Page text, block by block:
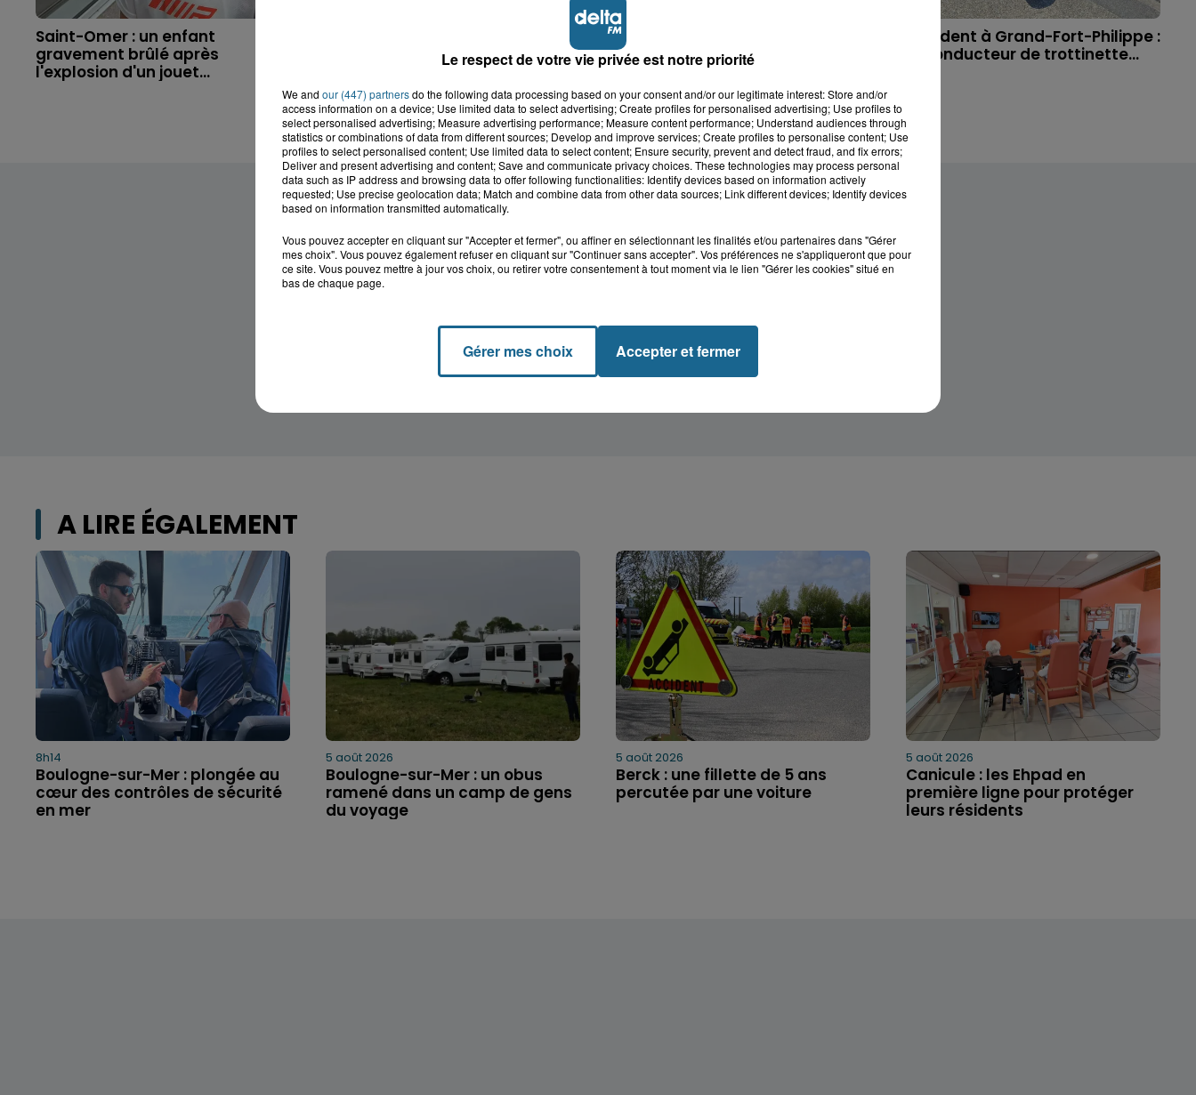
Saint-Omer : un enfant
gravement brûlé après
l'explosion d'un jouet...
accident, Lucas s'en est allé
Disparition inquiétante à
Cappelle-la-Grande : Michael,
41 ans...
Accident à Grand-Fort-Philippe :
le conducteur de trottinette...
A LIRE ÉGALEMENT
8h14
Boulogne-sur-Mer : plongée au
cœur des contrôles de sécurité
en mer
5 août 2026
Boulogne-sur-Mer : un obus
ramené dans un camp de gens
du voyage
5 août 2026
Berck : une fillette de 5 ans
percutée par une voiture
5 août 2026
Canicule : les Ehpad en
première ligne pour protéger
leurs résidents
Le respect de votre vie privée est notre priorité
We and our (447) partnersdo the following data processing based on your consent and/or our legitimate interest: Store and/or
access information on a device; Use limited data to select advertising; Create profiles for personalised advertising; Use profiles to
select personalised advertising; Measure advertising performance; Measure content performance; Understand audiences through
statistics or combinations of data from different sources; Develop and improve services; Create profiles to personalise content; Use
profiles to select personalised content; Use limited data to select content; Ensure security, prevent and detect fraud, and fix errors;
Deliver and present advertising and content; Save and communicate privacy choices. These technologies may process personal
data such as IP address and browsing data to offer following functionalities: Identify devices based on information actively
requested; Use precise geolocation data; Match and combine data from other data sources; Link different devices; Identify devices
based on information transmitted automatically.
Vous pouvez accepter en cliquant sur "Accepter et fermer", ou affiner en sélectionnant les finalités et/ou partenaires dans "Gérer
mes choix". Vous pouvez également refuser en cliquant sur "Continuer sans accepter". Vos préférences ne s'appliqueront que pour
ce site. Vous pouvez mettre à jour vos choix, ou retirer votre consentement à tout moment via le lien "Gérer les cookies" situé en
bas de chaque page.
Gérer mes choix Accepter et fermer